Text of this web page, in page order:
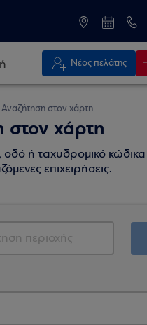
Νέος πελάτης
Αναζήτηση στον χάρτη
στον χάρτη
οδό ή ταχυδρομικό κώδικα
επιχειρήσεις.